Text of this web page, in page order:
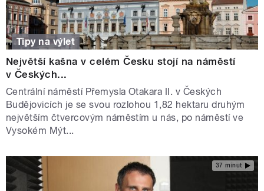
Tipy na výlet
Největší kašna v celém Česku stojí na náměstí
v Českých...
Centrální náměstí Přemysla Otakara II. v Českých
Budějovicích je se svou rozlohou 1,82 hektaru druhým
největším čtvercovým náměstím u nás, po náměstí ve
Vysokém Mýt...
37 minut